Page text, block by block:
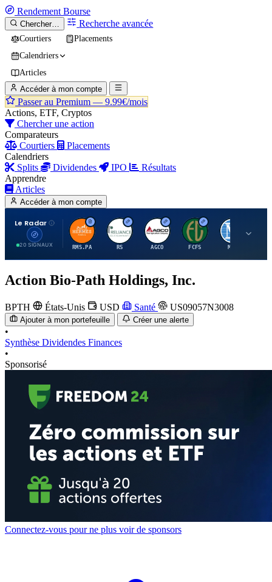
Rendement Bourse
Chercher… Recherche avancée
Courtiers
Placements
Calendriers
Articles
Accéder à mon compte
Passer au Premium — 9.99€/mois
Actions, ETF, Cryptos
Chercher une action
Comparateurs
Courtiers
Placements
Calendriers
Splits
Dividendes IPO
Résultats
Apprendre
Articles
Accéder à mon compte
Le Radar
20 SIGNAUX
H
RMS.PA
R
RS
A
AGCO
F
FCFS
M
MCO
Action Bio-Path Holdings, Inc.
BPTH États-Unis USD Santé US09057N3008
Ajouter à mon portefeuille Créer une alerte
•
Synthèse Dividendes Finances
•
Sponsorisé
Connectez-vous pour ne plus voir de sponsors